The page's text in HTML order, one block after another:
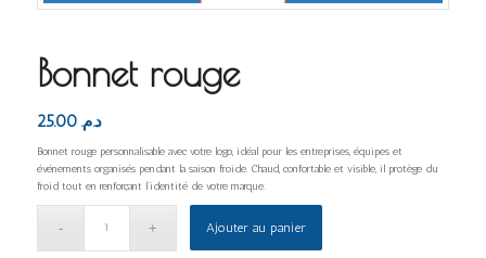
Bonnet rouge
د.م. 25.00
Bonnet rouge personnalisable avec votre logo, idéal pour les entreprises, équipes et
événements organisés pendant la saison froide. Chaud, confortable et visible, il protège du
froid tout en renforçant l’identité de votre marque.
Ajouter au panier